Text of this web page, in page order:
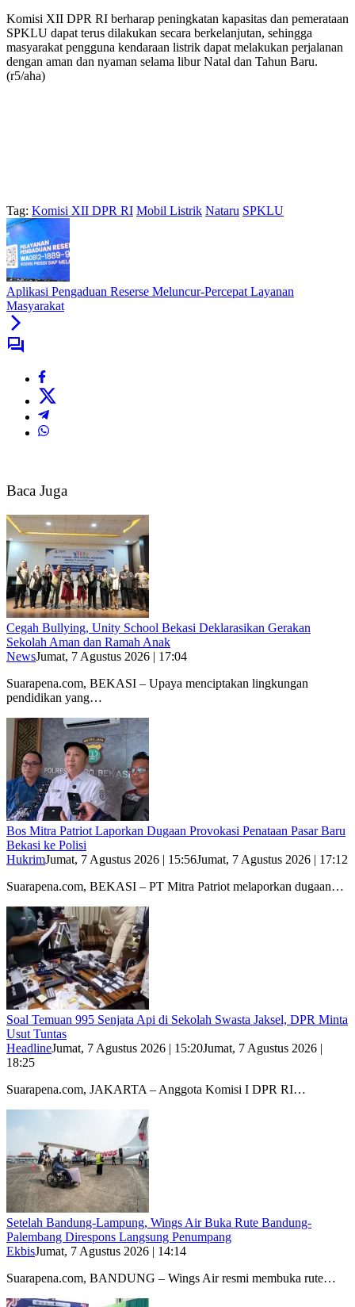
Komisi XII DPR RI berharap peningkatan kapasitas dan pemerataan
SPKLU dapat terus dilakukan secara berkelanjutan, sehingga
masyarakat pengguna kendaraan listrik dapat melakukan perjalanan
dengan aman dan nyaman selama libur Natal dan Tahun Baru.
(r5/aha)
Tag: Komisi XII DPR RI Mobil Listrik Nataru SPKLU
Aplikasi Pengaduan Reserse Meluncur-Percepat Layanan
Masyarakat
Baca Juga
Cegah Bullying, Unity School Bekasi Deklarasikan Gerakan
Sekolah Aman dan Ramah Anak
NewsJumat, 7 Agustus 2026 | 17:04
Suarapena.com, BEKASI – Upaya menciptakan lingkungan
pendidikan yang…
Bos Mitra Patriot Laporkan Dugaan Provokasi Penataan Pasar Baru
Bekasi ke Polisi
HukrimJumat, 7 Agustus 2026 | 15:56Jumat, 7 Agustus 2026 | 17:12
Suarapena.com, BEKASI – PT Mitra Patriot melaporkan dugaan…
Soal Temuan 995 Senjata Api di Sekolah Swasta Jaksel, DPR Minta
Usut Tuntas
HeadlineJumat, 7 Agustus 2026 | 15:20Jumat, 7 Agustus 2026 |
18:25
Suarapena.com, JAKARTA – Anggota Komisi I DPR RI…
Setelah Bandung-Lampung, Wings Air Buka Rute Bandung-
Palembang Direspons Langsung Penumpang
EkbisJumat, 7 Agustus 2026 | 14:14
Suarapena.com, BANDUNG – Wings Air resmi membuka rute…